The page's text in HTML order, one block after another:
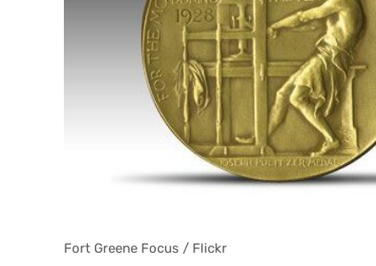
Fort Greene Focus / Flickr